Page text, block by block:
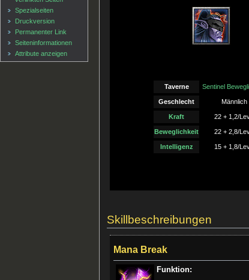
Taverne Sentinel
Geschlecht Männlich
Kraft 22 + 1,2/
Beweglichkeit 22 + 2,8/
Intelligenz 15 + 1,8/
Skillbeschreibungen
Mana Break
Funktion:
Spezialseiten
Druckversion
Permanenter Link
Seiten­informationen
Attribute anzeigen